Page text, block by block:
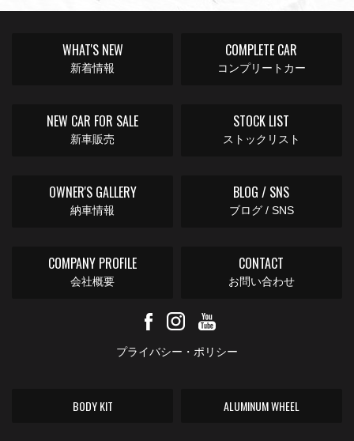
WHAT'S NEW
新着情報
COMPLETE CAR
コンプリートカー
NEW CAR FOR SALE
新車販売
STOCK LIST
ストックリスト
OWNER'S GALLERY
納車情報
BLOG / SNS
ブログ / SNS
COMPANY PROFILE
会社概要
CONTACT
お問い合わせ
プライバシー・ポリシー
BODY KIT ALUMINUM WHEEL